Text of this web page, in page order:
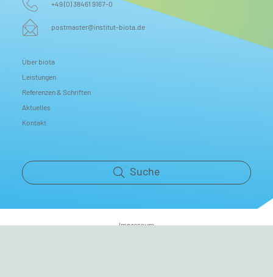
+49 (0) 38461 9167-0
postmaster@institut-biota.de
Über biota
Leistungen
Referenzen & Schriften
Aktuelles
Kontakt
Suche
Impressum